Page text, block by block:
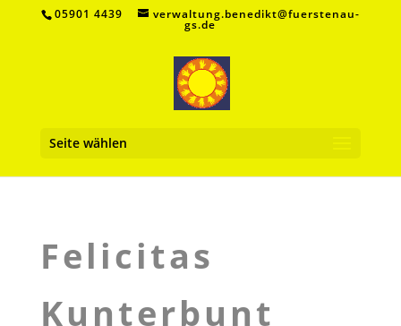
05901 4439 verwaltung.benedikt@fuerstenau-
gs.de
Seite wählen
Felicitas
Kunterbunt